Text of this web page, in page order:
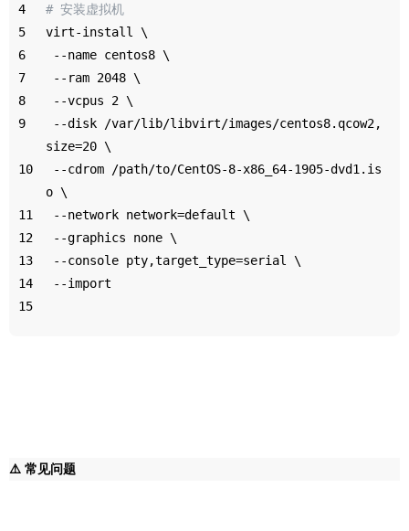
4
# 安装虚拟机
5
virt-install \
6
--name centos8 \
7
--ram 2048 \
8
--vcpus 2 \
9
size=20 \
10
o \
11
--network network=default \
12
--graphics none \
13
--console pty,target_type=serial \
14
--import
15
⚠️ 常见问题